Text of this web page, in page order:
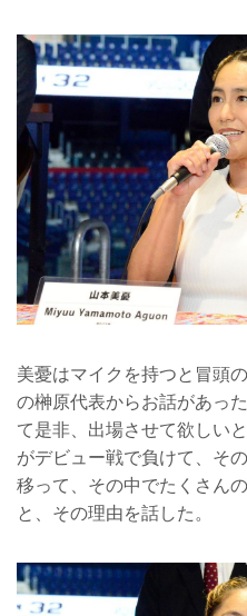
美憂はマイクを持つと冒頭
の榊原代表からお話があっ
て是非、出場させて欲しい
がデビュー戦で負けて、そ
移って、その中でたくさん
と、その理由を話した。